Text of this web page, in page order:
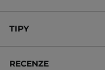
TIPY
RECENZE